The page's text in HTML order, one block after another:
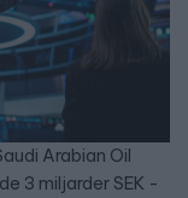
Arabian Oil
3 miljarder SEK -